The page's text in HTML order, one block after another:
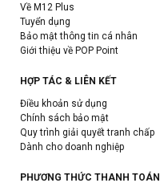
Về M12 Plus
Tuyển dụng
Bảo mật thông tin cá nhân
Giới thiệu về POP Point
HỢP TÁC & LIÊN KẾT
Điều khoản sử dụng
Chính sách bảo mật
Quy trình giải quyết tranh chấp
Dành cho doanh nghiệp
PHƯƠNG THỨC THANH TOÁN